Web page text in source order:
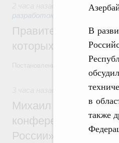
В
в
также
разработок
Правительство
которых
Постановление от 5 августа 2026
Отрасль
Михаил Мишустин
конференции
России»